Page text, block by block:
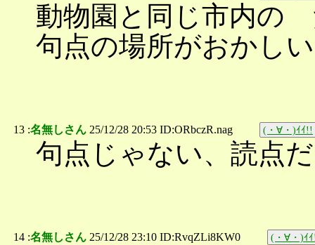
動物園と同じ市内の
句点の場所がおかし
13 :名無しさん 25/12/28 20:53 ID:ORbczR.nag (・∀・)ｲｲ!!
句点じゃない、読点
14 :名無しさん 25/12/28 23:10 ID:RvqZLi8KW0 (・∀・)ｲ